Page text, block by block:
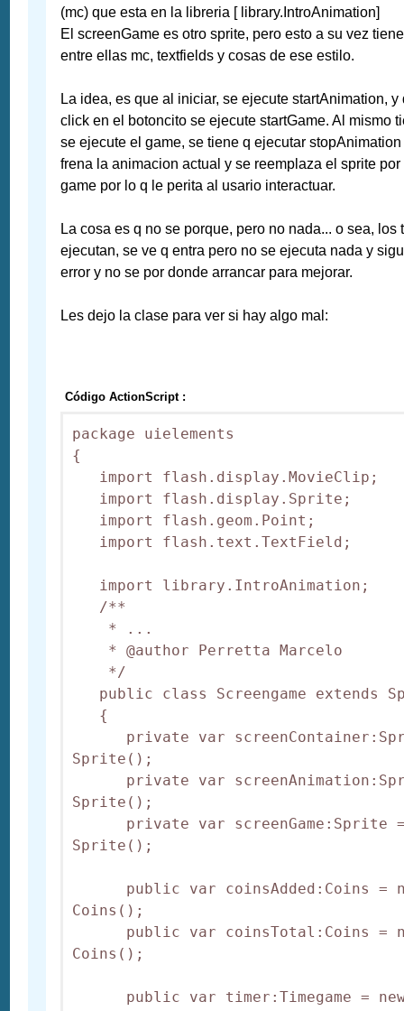
(mc) que esta en la libreria [ library.IntroAnimation]
El screenGame es otro sprite, pero esto a su vez
entre ellas mc, textfields y cosas de ese estilo.
La idea, es que al iniciar, se ejecute startAnimation, y
click en el botoncito se ejecute startGame. Al mismo
se ejecute el game, se tiene q ejecutar
frena la animacion actual y se reemplaza el sprite
game por lo q le perita al usario interactuar.
La cosa es q no se porque, pero no nada... o sea, los
ejecutan, se ve q entra pero no se ejecuta nada y
error y no se por donde arrancar para mejorar.
Les dejo la clase para ver si hay algo mal:
Código ActionScript :
package uielements
{
import flash.display.MovieClip;
import flash.display.Sprite;
import flash.geom.Point;
import flash.text.TextField;
import library.IntroAnimation;
/**
* ...
* @author Perretta Marcelo
*/
public class Screengame extends
{
private var
Sprite();
private var
Sprite();
private var screenGame:Sprite =
Sprite();
public var coinsAdded:Coins =
Coins();
public var coinsTotal:Coins =
Coins();
public var timer:Timegame =